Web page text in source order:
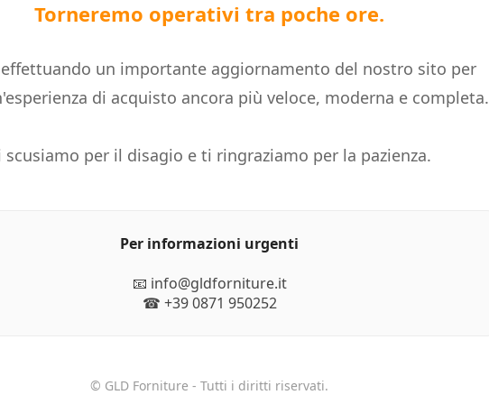
Torneremo operativi tra poche ore.
un importante aggiornamento del nostro sito per
di acquisto ancora più veloce, moderna e completa.
scusiamo per il disagio e ti ringraziamo per la pazienza.
Per informazioni urgenti
📧 info@gldforniture.it
☎ +39 0871 950252
© GLD Forniture - Tutti i diritti riservati.